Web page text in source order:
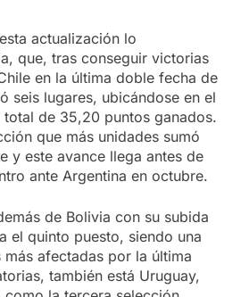
actualización lo
que, tras conseguir victorias
en la última doble fecha de
seis lugares, ubicándose en el
de 35,20 puntos ganados.
que más unidades sumó
y este avance llega antes de
ante Argentina en octubre.
de Bolivia con su subida
el quinto puesto, siendo una
afectadas por la última
también está Uruguay,